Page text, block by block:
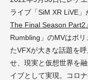
ライブ「SiM XR LiVE
The Final Season Part2』
Rumbling」のMVはボ
たVFXが大きな話題を
せ、現実と仮想世界を
イブとして実現。コロ